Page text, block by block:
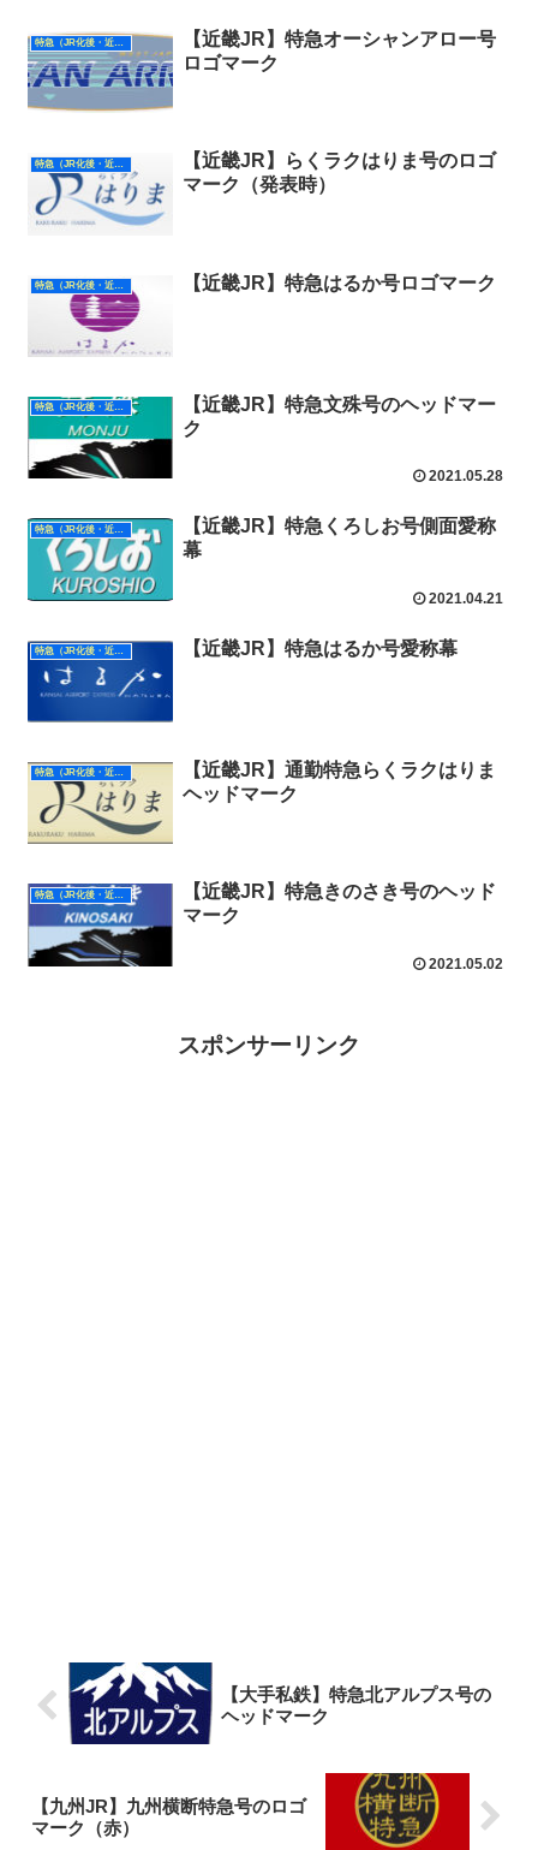
【近畿JR】特急オーシャンアロー号
ロゴマーク
特急（JR化後・近畿）
【近畿JR】らくラクはりま号のロゴ
マーク（発表時）
特急（JR化後・近畿） 【近畿JR】特急はるか号ロゴマーク
特急（JR化後・近畿）
【近畿JR】特急文殊号のヘッドマー
ク
2021.05.28
特急（JR化後・近畿）
【近畿JR】特急くろしお号側面愛称
幕
2021.04.21
特急（JR化後・近畿） 【近畿JR】特急はるか号愛称幕
特急（JR化後・近畿）
【近畿JR】通勤特急らくラクはりま
ヘッドマーク
【近畿JR】特急きのさき号のヘッド
マーク
2021.05.02
スポンサーリンク
【大手私鉄】特急北アルプス号の
ヘッドマーク
【九州JR】九州横断特急号のロゴ
マーク（赤）